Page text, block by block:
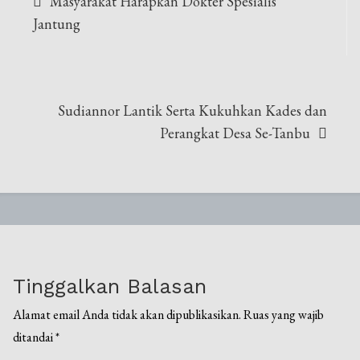
pos
Jantung
Sudiannor Lantik Serta Kukuhkan Kades dan
Perangkat Desa Se-Tanbu
Tinggalkan Balasan
Alamat email Anda tidak akan dipublikasikan. Ruas yang wajib
ditandai*